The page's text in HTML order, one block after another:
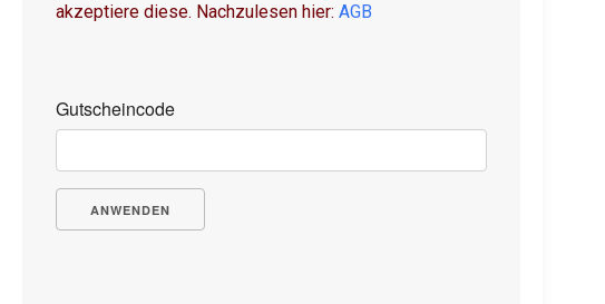
akzeptiere diese. Nachzulesen hier: AGB
Gutscheincode
ANWENDEN